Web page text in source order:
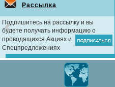
Рассылка
Подпишитесь на рассылку и вы
будете получать информацию о
проводящихся Акциях и
Спецпредложениях